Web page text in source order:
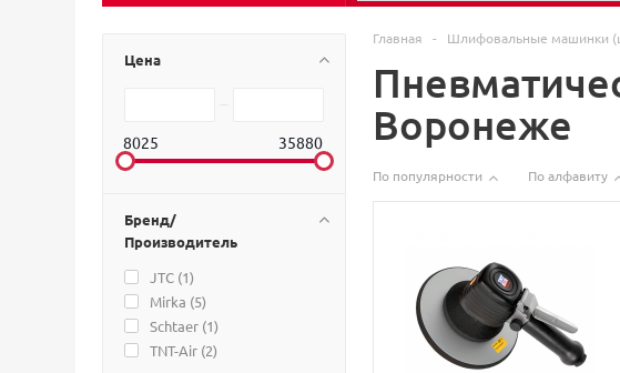
Цена
8025 35880
Бренд/
Производитель
JTC (1)
Mirka (5)
Schtaer (1)
TNT-Air (2)
Главная - Шлифовальные машинки
Воронеже
По популярности По алфавиту